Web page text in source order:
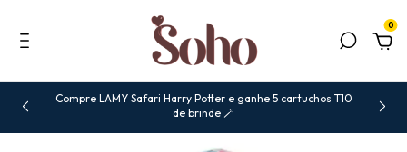
0
Compre LAMY Safari Harry Potter e ganhe 5 cartuchos T10
de brinde 🪄